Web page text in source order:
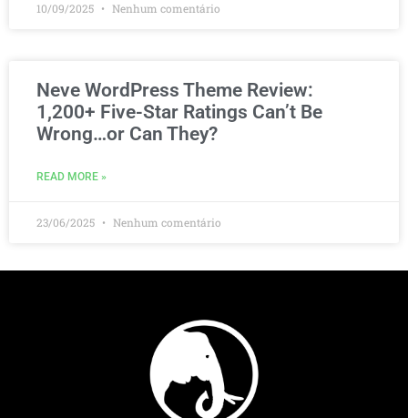
10/09/2025 Nenhum comentário
Neve WordPress Theme Review:
1,200+ Five-Star Ratings Can’t Be
Wrong…or Can They?
READ MORE »
23/06/2025 Nenhum comentário